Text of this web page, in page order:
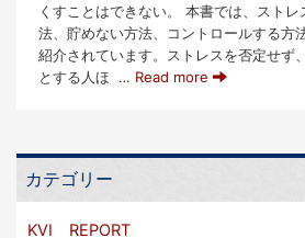
くすことはできない。 本書では、スト
法、貯めない方法、コントロールする方
紹介されています。ストレスを否定せず
とする人ほ … Read more
カテゴリー
KVI REPORT